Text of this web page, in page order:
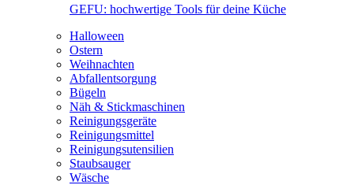
GEFU: hochwertige Tools für deine Küche
Halloween
Ostern
Weihnachten
Abfallentsorgung
Bügeln
Näh & Stickmaschinen
Reinigungsgeräte
Reinigungsmittel
Reinigungsutensilien
Staubsauger
Wäsche